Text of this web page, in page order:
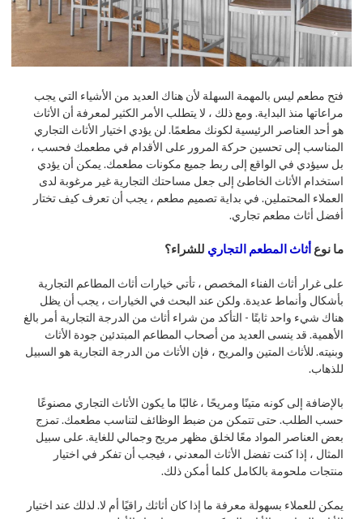
فتح مطعم ليس بالمهمة السهلة لأن هناك العديد من الأشياء التي يجب
مراعاتها منذ البداية. ومع ذلك ، لا يتطلب الأمر الكثير لمعرفة أن الأثاث
هو أحد العناصر الرئيسية لكونك مطعمًا. لن يؤدي اختيار الأثاث التجاري
المناسب إلى تحسين حركة المرور على الأقدام في مطعمك فحسب ،
بل سيؤدي في الواقع إلى ربط جميع مكونات مطعمك. يمكن أن يؤدي
استخدام الأثاث الخاطئ إلى جعل مساحتك التجارية غير مرغوبة لدى
العملاء المحتملين. في بداية تصميم مطعم ، يجب أن تعرف كيف تختار
أفضل أثاث مطعم تجاري.
ما نوعأثاث المطعم التجاري للشراء؟
على غرار أثاث الفناء المخصص ، تأتي خيارات أثاث المطاعم التجارية
بأشكال وأنماط عديدة. ولكن عند البحث في الخيارات ، يجب أن يظل
هناك شيء واحد ثابتًا - التأكد من شراء أثاث من الدرجة التجارية أمر بالغ
الأهمية. قد ينسى العديد من أصحاب المطاعم المبتدئين جودة الأثاث
وبنيته. للأثاث المتين والمريح ، فإن الأثاث من الدرجة التجارية هو السبيل
للذهاب.
بالإضافة إلى كونه متينًا ومريحًا ، غالبًا ما يكون الأثاث التجاري مصنوعًا
حسب الطلب. حتى تتمكن من ضبط الوظائف لتناسب مطعمك. تمزج
بعض العناصر المواد معًا لخلق مظهر مريح وجمالي للغاية. على سبيل
المثال ، إذا كنت تفضل الأثاث المعدني ، فيجب أن تفكر في اختيار
منتجات ملحومة بالكامل كلما أمكن ذلك.
يمكن للعملاء بسهولة معرفة ما إذا كان أثاثك راقيًا أم لا. لذلك عند اختيار